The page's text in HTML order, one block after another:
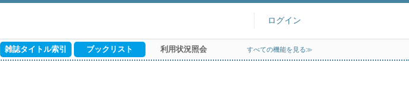
ログイン
雑誌タイトル索引 ブックリスト 利用状況照会 すべての機能を見る≫